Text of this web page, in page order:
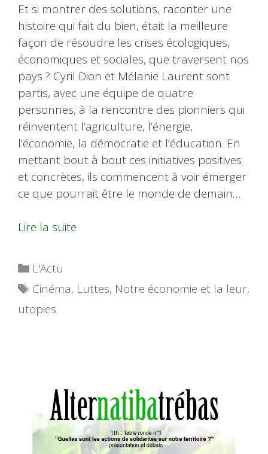
Et si montrer des solutions, raconter une
histoire qui fait du bien, était la meilleure
façon de résoudre les crises écologiques,
économiques et sociales, que traversent nos
pays ? Cyril Dion et Mélanie Laurent sont
partis, avec une équipe de quatre
personnes, à la rencontre des pionniers qui
réinventent l’agriculture, l’énergie,
l’économie, la démocratie et l’éducation. En
mettant bout à bout ces initiatives positives
et concrètes, ils commencent à voir émerger
ce que pourrait être le monde de demain…
Lire la suite
Catégories
L'Actu
Étiquettes
Cinéma, Luttes, Notre économie et la leur,
utopies